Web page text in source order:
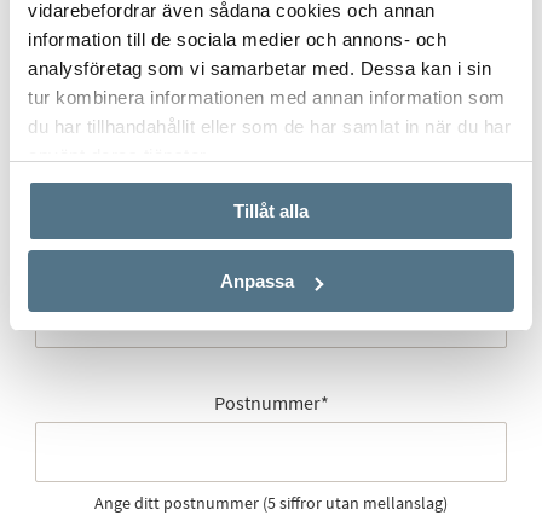
vidarebefordrar även sådana cookies och annan
information till de sociala medier och annons- och
analysföretag som vi samarbetar med. Dessa kan i sin
tur kombinera informationen med annan information som
du har tillhandahållit eller som de har samlat in när du har
Tillåt alla
Anpassa
Gatuadress (Välj adress)*
Postnummer*
Ange ditt postnummer (5 siffror utan mellanslag)